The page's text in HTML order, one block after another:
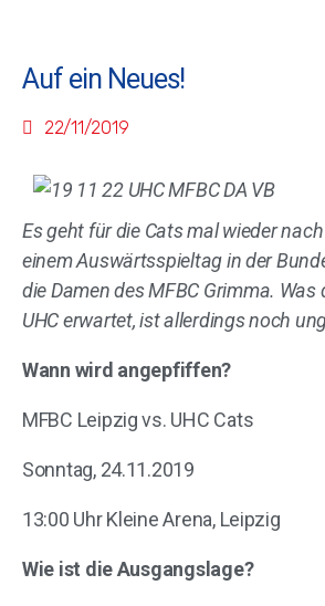
Auf ein Neues!
22/11/2019
Es geht für die Cats mal wieder
einem Auswärtsspieltag in der
die Damen des MFBC Grimma. Was
UHC erwartet, ist allerdings noch
Wann wird angepfiffen?
MFBC Leipzig vs. UHC Cats
Sonntag, 24.11.2019
13:00 Uhr Kleine Arena, Leipzig
Wie ist die Ausgangslage?